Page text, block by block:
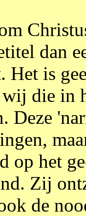
dan
Het is
die in
Deze
op het
Zij
de